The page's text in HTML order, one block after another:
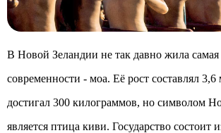
В Новой Зеландии не так давно жила
современности - моа. Её рост составлял 3,6
достигал 300 килограммов, но символом
является птица киви. Государство состоит